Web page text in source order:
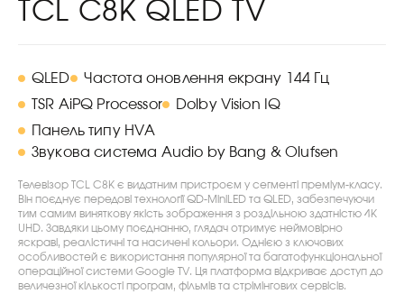
TCL C8K QLED TV
QLED
Частота оновлення екрану 144 Гц
TSR AiPQ Processor
Dolby Vision IQ
Панель типу HVA
Звукова система Audio by Bang & Olufsen
Телевізор TCL C8K є видатним пристроєм у сегменті преміум-класу.
Він поєднує передові технології QD-MiniLED та QLED, забезпечуючи
тим самим виняткову якість зображення з роздільною здатністю 4K
UHD. Завдяки цьому поєднанню, глядач отримує неймовірно
яскраві, реалістичні та насичені кольори. Однією з ключових
особливостей є використання популярної та багатофункціональної
операційної системи Google TV. Ця платформа відкриває доступ до
величезної кількості програм, фільмів та стрімінгових сервісів.